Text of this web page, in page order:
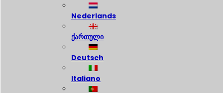
Nederlands
ქართული
Deutsch
Italiano